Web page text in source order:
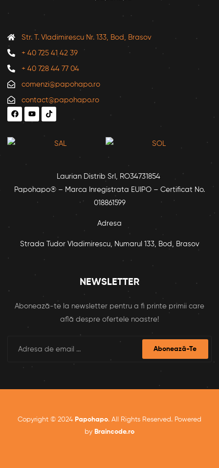
Str. T. Vladimirescu Nr. 133, Bod, Brasov
+ 40 725 41 42 39
+ 40 728 44 77 04
comenzi@papohapo.ro
contact@papohapo.ro
Laurian Distrib Srl, RO34731854
Papohapo® – Marca Inregistrata EUIPO – Certificat No.
018861599
Adresa
Strada Tudor Vladimirescu, Numarul 133, Bod, Brasov
NEWSLETTER
Abonează-te la newsletter pentru a fi printe primii care
află despre ofertele noastre!
Abonează-Te
Copyright © 2024 Papohapo. All Rights Reserved. Powered
by Braincode.ro